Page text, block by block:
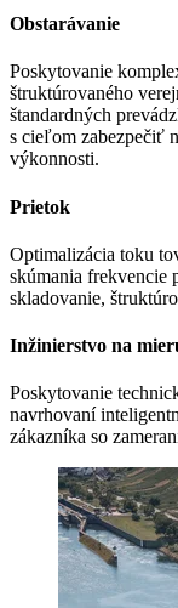
Obstarávanie
Poskytovanie
štruktúrovaného
štandardných
s cieľom zabezpečiť
výkonnosti.
Prietok
Optimalizácia toku
skúmania frekvencie
skladovanie,
Inžinierstvo na
Poskytovanie
navrhovaní
zákazníka so